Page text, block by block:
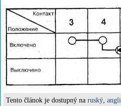
Tento článok je dostupný na ruský,